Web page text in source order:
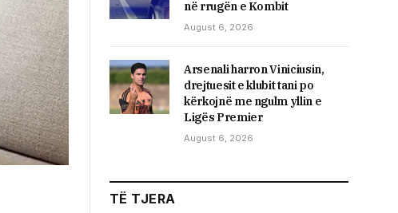
në rrugën e Kombit
August 6, 2026
Arsenali harron Viniciusin,
drejtuesit e klubit tani po
kërkojnë me ngulm yllin e
Ligës Premier
August 6, 2026
TË TJERA